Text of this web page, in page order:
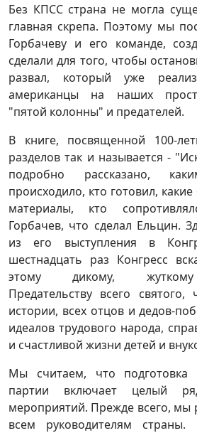
Без КПСС страна не могла
главная скрепа. Поэтому мы
Горбачеву и его команде,
сделали для того, чтобы
развал, который уже
американцы на наших
"пятой колонны" и предателей.
В книге, посвященной 100-
разделов так и называется -
подробно рассказано,
происходило, кто готовил,
материалы, кто
Горбачев, что сделал Ельцин.
из его выступления в
шестнадцать раз Конгресс
этому дикому, жуткому
Предательству всего
истории, всех отцов и дедов-
идеалов трудового народа,
и счастливой жизни детей и
Мы считаем, что
партии включает целый
мероприятий. Прежде всего, мы
всем руководителям